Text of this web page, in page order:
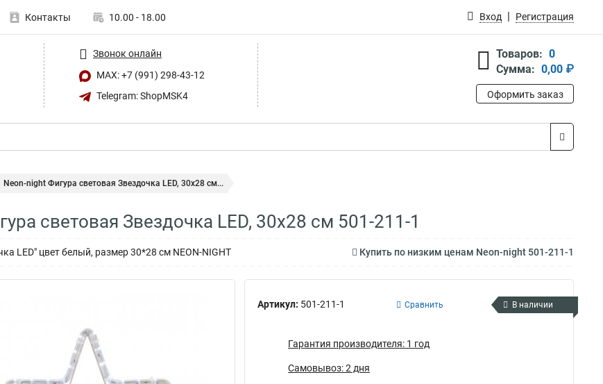
Контакты 10.00 - 18.00 Вход Регистрация
Звонок онлайн
MAX: +7 (991) 298-43-12
Telegram: ShopMSK4
Товаров: 0
Сумма: 0,00 ₽
Оформить заказ
Neon-night Фигура световая Звездочка LED, 30х28 см...
световая Звездочка LED, 30х28 см 501-211-1
LED" цвет белый, размер 30*28 см NEON-NIGHT Купить по низким ценам Neon-night 501-211-1
Артикул: 501-211-1 Сравнить В наличии
Гарантия производителя: 1 год
Самовывоз: 2 дня